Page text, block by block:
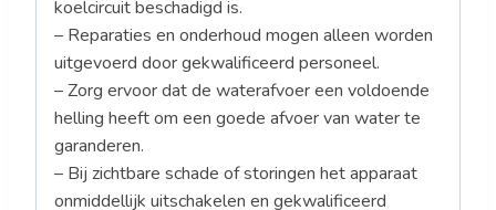
koelcircuit beschadigd is.
– Reparaties en onderhoud mogen alleen worden
uitgevoerd door gekwalificeerd personeel.
– Zorg ervoor dat de waterafvoer een voldoende
helling heeft om een goede afvoer van water te
garanderen.
– Bij zichtbare schade of storingen het apparaat
onmiddellijk uitschakelen en gekwalificeerd